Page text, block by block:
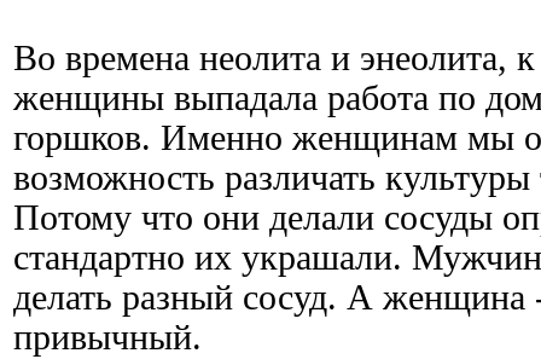
Во времена неолита и энеолита,
женщины выпадала работа по
горшков. Именно женщинам мы
возможность различать
Потому что они делали сосуды
стандартно их украшали.
делать разный сосуд. А женщина
привычный.